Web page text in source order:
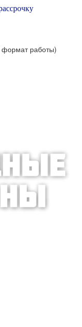
работы)